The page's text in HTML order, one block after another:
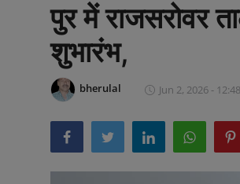
पुर में राजसरोवर
शुभारंभ,
bherulal Jun 2, 2026 - 12:48